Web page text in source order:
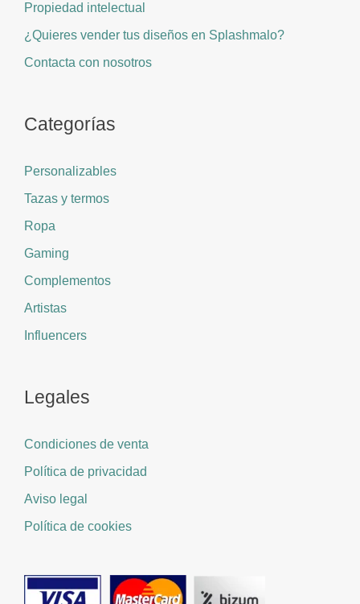
Propiedad intelectual
¿Quieres vender tus diseños en Splashmalo?
Contacta con nosotros
Categorías
Personalizables
Tazas y termos
Ropa
Gaming
Complementos
Artistas
Influencers
Legales
Condiciones de venta
Política de privacidad
Aviso legal
Política de cookies